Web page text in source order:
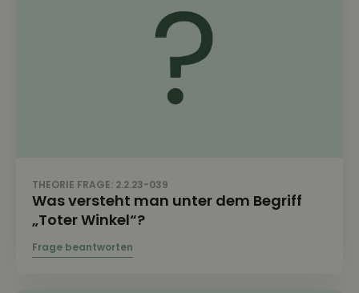
THEORIE FRAGE: 2.2.23-039
Was versteht man unter dem Begriff
„Toter Winkel“?